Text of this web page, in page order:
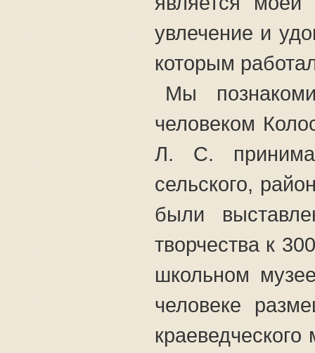
увлечение и
которым
Мы
человеком
Л. С.
сельского,
были
творчества к
школьном
человеке